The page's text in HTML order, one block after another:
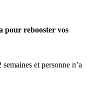
pour rebooster vos
et personne n’a